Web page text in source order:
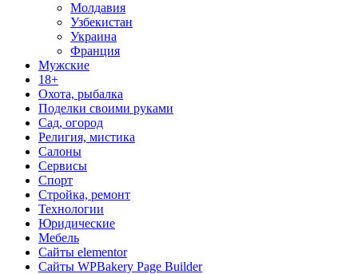
Молдавия
Узбекистан
Украина
Франция
Мужские
18+
Охота, рыбалка
Поделки своими руками
Сад, огород
Религия, мистика
Салоны
Сервисы
Спорт
Стройка, ремонт
Технологии
Юридические
Мебель
Сайты elementor
Сайты WPBakery Page Builder